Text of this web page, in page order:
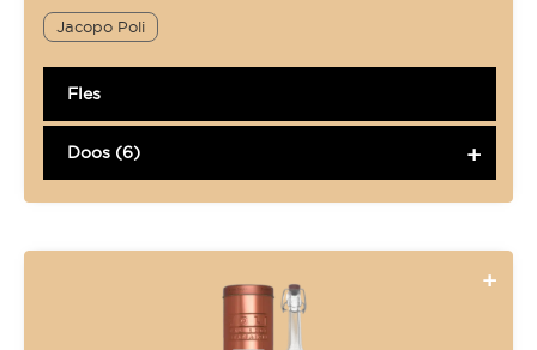
Jacopo Poli
Fles
Doos (6)